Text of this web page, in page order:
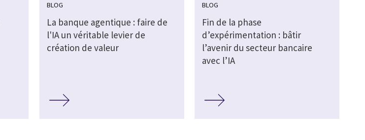
BLOG
La banque agentique : faire de
l'IA un véritable levier de
création de valeur
BLOG
Fin de la phase
d’expérimentation : bâtir
l’avenir du secteur bancaire
avec l’IA